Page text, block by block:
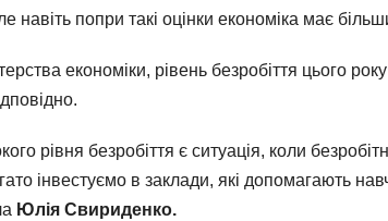
навіть попри такі оцінки економіка має
економіки, рівень безробіття цього
рівня безробіття є ситуація, коли
інвестуємо в заклади, які допомагають
Юлія Свириденко.